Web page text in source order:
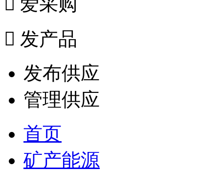
 发产品
发布供应
管理供应
首页
矿产能源